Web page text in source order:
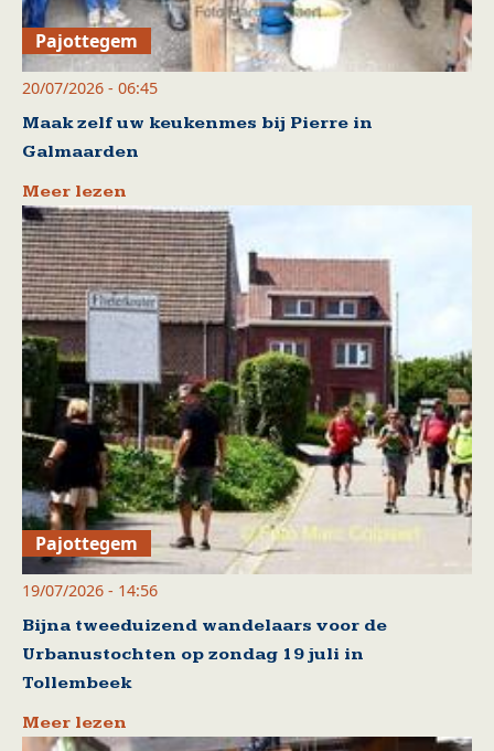
Pajottegem
20/07/2026 - 06:45
Maak zelf uw keukenmes bij Pierre in
Galmaarden
Meer lezen
Pajottegem
19/07/2026 - 14:56
Bijna tweeduizend wandelaars voor de
Urbanustochten op zondag 19 juli in
Tollembeek
Meer lezen